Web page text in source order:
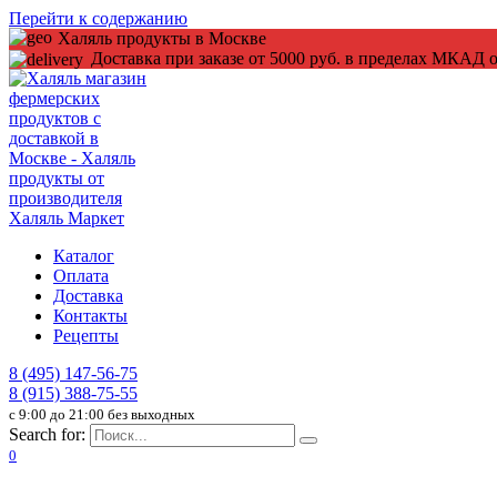
Перейти к содержанию
Халяль продукты в Москве
Доставка при заказе от 5000 руб. в пределах МКАД
Каталог
Оплата
Доставка
Контакты
Рецепты
8 (495) 147-56-75
8 (915) 388-75-55
c 9:00 до 21:00 без выходных
Search for:
0